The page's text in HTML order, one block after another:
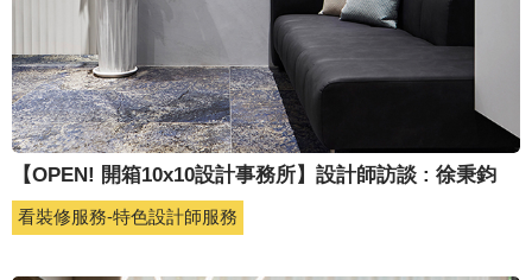
【OPEN! 開箱10x10設計事務所】設計師訪談 : 徐秉鈞
看裝修服務-特色設計師服務